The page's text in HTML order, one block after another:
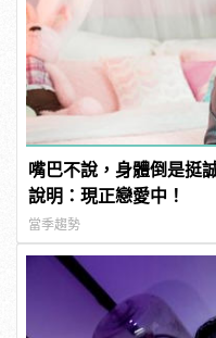
嘴巴不說，身體倒是挺
說明：現正戀愛中！
當季趨勢